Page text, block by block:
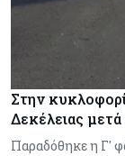
Στην
Δεκέλειας
Παραδόθηκε η Γ'